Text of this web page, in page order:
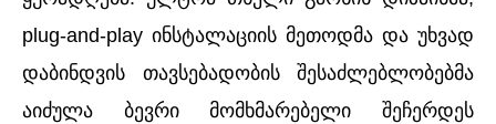
plug-and-play ინსტალაციის მეთოდმა და უხვად
დაბინდვის თავსებადობის შესაძლებლობებმა
აიძულა ბევრი მომხმარებელი შეჩერდეს